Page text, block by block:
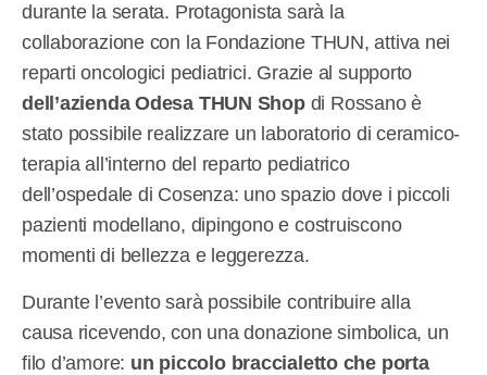
durante la serata. Protagonista sarà la
collaborazione con la Fondazione THUN, attiva nei
reparti oncologici pediatrici. Grazie al supporto
dell’azienda Odesa THUN Shopdi Rossano è
stato possibile realizzare un laboratorio di ceramico-
terapia all’interno del reparto pediatrico
dell’ospedale di Cosenza: uno spazio dove i piccoli
pazienti modellano, dipingono e costruiscono
momenti di bellezza e leggerezza.
Durante l’evento sarà possibile contribuire alla
causa ricevendo, con una donazione simbolica, un
filo d’amore: un piccolo braccialetto che porta